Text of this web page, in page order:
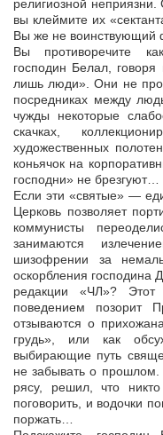
религиозной
вы клеймите их
Вы же не воинствующий
Вы противоречите
господин Белал,
лишь люди». Они не
посредниках между
чужды некоторые
скачках,
художественных
коньячок на
господни» не брезгуют…
Если эти «святые» —
Церковь позволяет
коммунисты
занимаются
шизофрении за
оскорбления господина
редакции «ЧЛ»?
поведением позорит
отзываются о
грудь», или как
выбирающие путь
не забывать о
рясу, решил, что
поговорить, и водочки
поржать…